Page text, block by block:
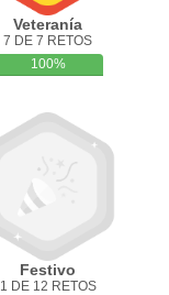
Veteranía
7 DE 7 RETOS
100%
Festivo
1 DE 12 RETOS